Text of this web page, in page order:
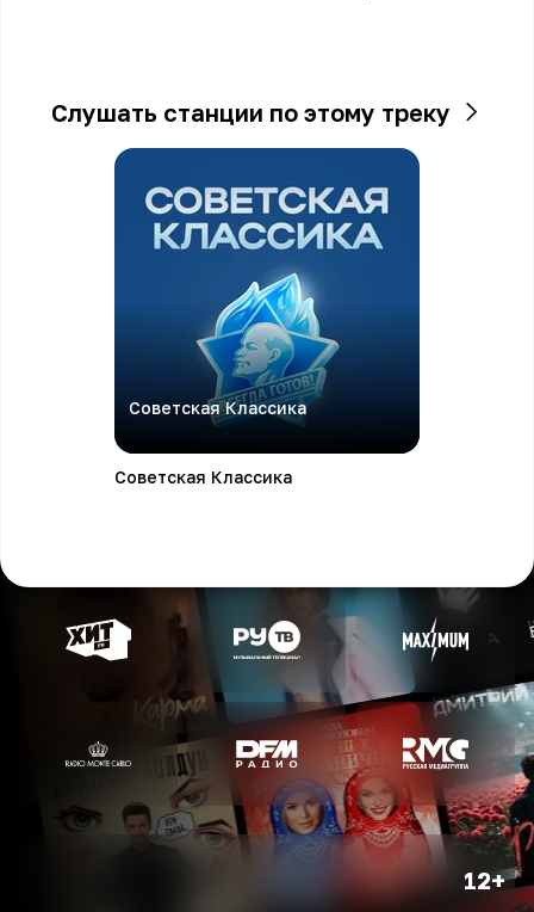
Слушать станции по этому треку
Советская Классика
Советская Классика
12+